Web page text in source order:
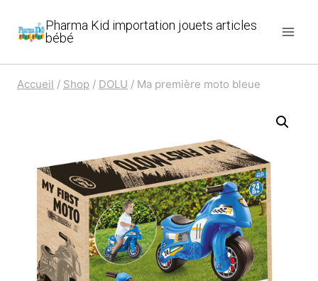
Pharma Kid importation jouets articles
bébé
Accueil / Shop / DOLU / Ma première moto bleue